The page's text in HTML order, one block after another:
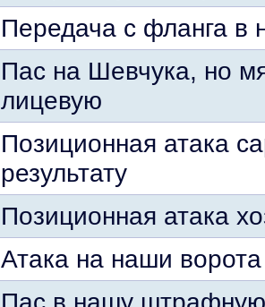
Передача с фланга
Пас на Шевчука, но
лицевую
Позиционная атака
результату
Позиционная атака
Атака на наши